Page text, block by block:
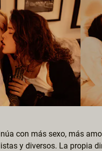
con más sexo, más
y diversos. La propia